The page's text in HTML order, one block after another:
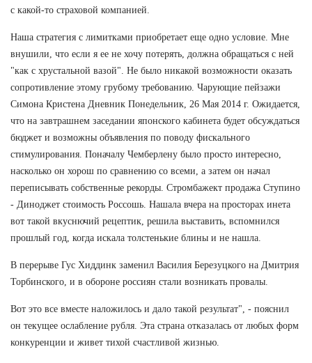
с какой-то страховой компанией.
Наша стратегия с лимитками приобретает еще одно условие. Мне
внушили, что если я ее не хочу потерять, должна обращаться с ней
"как с хрустальной вазой". Не было никакой возможности оказать
сопротивление этому грубому требованию. Чарующие пейзажи
Симона Кристена Дневник Понедельник, 26 Мая 2014 г. Ожидается,
что на завтрашнем заседании японского кабинета будет обсуждаться
бюджет и возможны объявления по поводу фискального
стимулирования. Поначалу Чемберлену было просто интересно,
насколько он хорош по сравнению со всеми, а затем он начал
переписывать собственные рекорды. Стромбажект продажа Ступино
- Диноджет стоимость Россошь. Нашала вчера на просторах инета
вот такой вкуснючий рецептик, решила выставить, вспомнился
прошлый год, когда искала толстенькие блины и не нашла.
В перерыве Гус Хиддинк заменил Василия Березуцкого на Дмитрия
Торбинского, и в обороне россиян стали возникать провалы.
Вот это все вместе наложилось и дало такой результат", - пояснил
он текущее ослабление рубля. Эта страна отказалась от любых форм
конкуренции и живет тихой счастливой жизнью.